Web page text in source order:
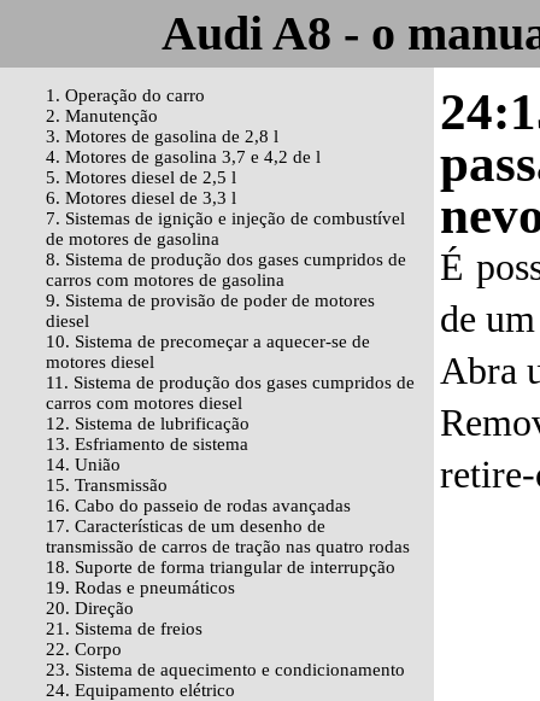
Audi A8 - o
1. Operação do carro
2. Manutenção
3. Motores de gasolina de 2,8 l
4. Motores de gasolina 3,7 e 4,2 de l
5. Motores diesel de 2,5 l
6. Motores diesel de 3,3 l
7. Sistemas de ignição e injeção de combustível
de motores de gasolina
8. Sistema de produção dos gases cumpridos de
carros com motores de gasolina
9. Sistema de provisão de poder de motores
diesel
10. Sistema de precomeçar a aquecer-se de
motores diesel
11. Sistema de produção dos gases cumpridos de
carros com motores diesel
12. Sistema de lubrificação
13. Esfriamento de sistema
14. União
15. Transmissão
16. Cabo do passeio de rodas avançadas
17. Características de um desenho de
transmissão de carros de tração nas quatro rodas
18. Suporte de forma triangular de interrupção
19. Rodas e pneumáticos
20. Direção
21. Sistema de freios
22. Corpo
23. Sistema de aquecimento e condicionamento
24. Equipamento elétrico
É
de
Abra